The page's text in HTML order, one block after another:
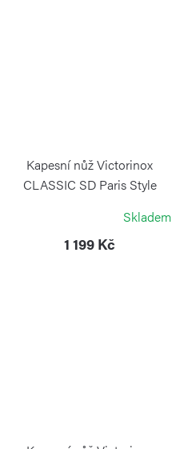
Kapesní nůž Victorinox
CLASSIC SD Paris Style
Skladem
1 199 Kč